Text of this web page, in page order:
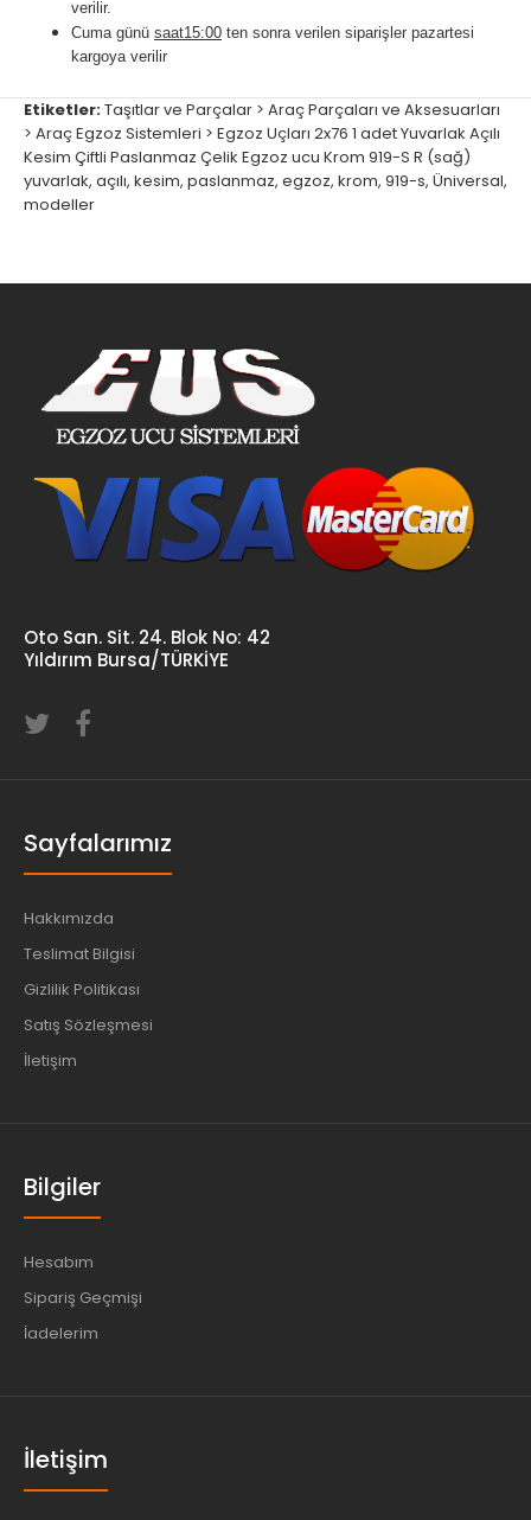
verilir.
Cuma günü saat15:00 ten sonra verilen siparişler pazartesi
kargoya verilir
Etiketler:Taşıtlar ve Parçalar > Araç Parçaları ve Aksesuarları
> Araç Egzoz Sistemleri > Egzoz Uçları 2x76 1 adet Yuvarlak Açılı
Kesim Çiftli Paslanmaz Çelik Egzoz ucu Krom 919-S R (sağ)
yuvarlak, açılı, kesim, paslanmaz, egzoz, krom, 919-s, Üniversal,
modeller
Oto San. Sit. 24. Blok No: 42
Yıldırım Bursa/TÜRKİYE
Sayfalarımız
Hakkımızda
Teslimat Bilgisi
Gizlilik Politikası
Satış Sözleşmesi
İletişim
Bilgiler
Hesabım
Sipariş Geçmişi
İadelerim
İletişim